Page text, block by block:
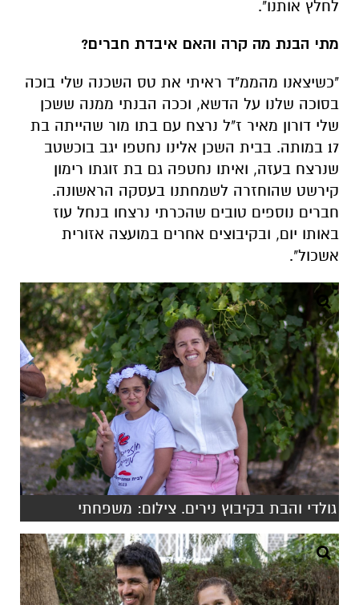
לחלץ אותנו".
מתי הבנת מה קרה והאם איבדת חברים?
"כשיצאנו מהממ"ד ראיתי את טס השכנה שלי בוכה
בסוכה שלנו על הדשא, וככה הבנתי ממנה ששכן
שלי דורון מאיר ז"ל נרצח עם בתו מור שהייתה בת
17 במותה. בבית השכן אלינו נחטפו יגב בוכשטב
שנרצח בעזה, ואיתו נחטפה גם בת זוגתו רימון
קירשט שהוחזרה לשמחתנו בעסקה הראשונה.
חברים נוספים טובים שהכרתי נרצחו בנחל עוז
באותו יום, ובקיבוצים אחרים במועצה אזורית
אשכול".
גולדי והבת בקיבוץ נירים. צילום: משפחתי